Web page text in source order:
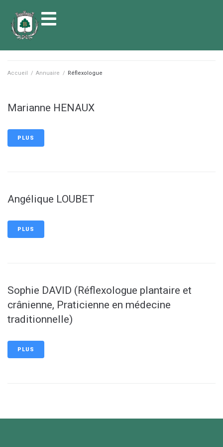
principal
Accueil / Annuaire / Réflexologue
Marianne HENAUX
PLUS
Angélique LOUBET
PLUS
Sophie DAVID (Réflexologue plantaire et
crânienne, Praticienne en médecine
traditionnelle)
PLUS